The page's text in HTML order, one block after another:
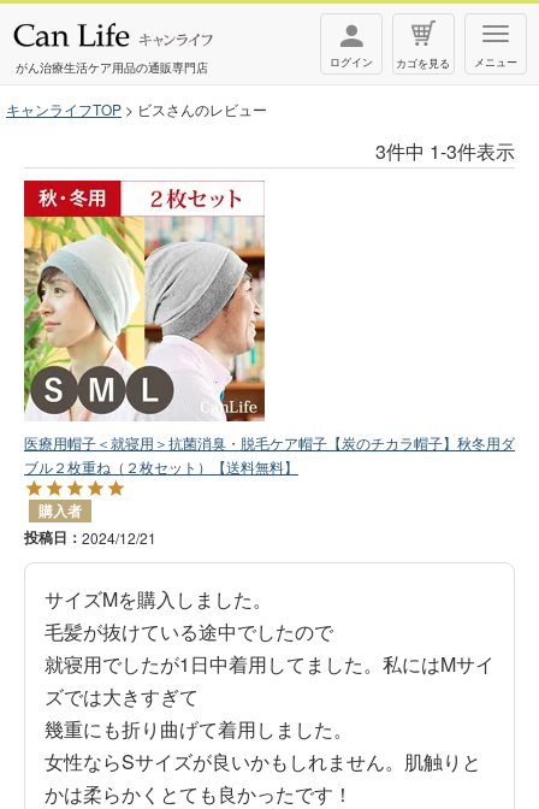
T
o
g
l
t
メニュー
カゴを見る
ログイン
がん治療生活ケア用品の通販専門店
キャンライフTOP ビスさんのレビュー
3件中 1-3件表示
医療用帽子＜就寝用＞抗菌消臭・脱毛ケア帽子【炭のチカラ帽子】秋冬用ダ
ブル２枚重ね（２枚セット）【送料無料】
購入者
投稿日
2024/12/21
サイズMを購入しました。
毛髪が抜けている途中でしたので
就寝用でしたが1日中着用してました。私にはMサイ
ズでは大きすぎて
幾重にも折り曲げて着用しました。
女性ならSサイズが良いかもしれません。肌触りと
かは柔らかくとても良かったです！